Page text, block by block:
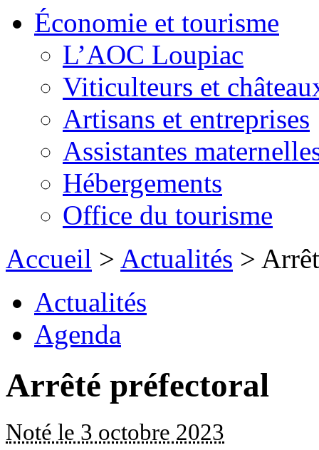
Économie et tourisme
L’AOC Loupiac
Viticulteurs et
Artisans et entreprises
Assistantes
Hébergements
Office du tourisme
Accueil > Actualités >
Actualités
Agenda
Arrêté préfectoral
Noté le 3 octobre 2023